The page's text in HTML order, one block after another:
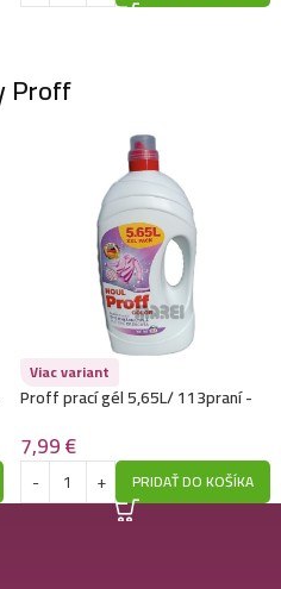
Proff
Viac variant
Proff prací gél 5,65L/ 113praní -
7,99€
PRIDAŤ DO KOŠÍKA